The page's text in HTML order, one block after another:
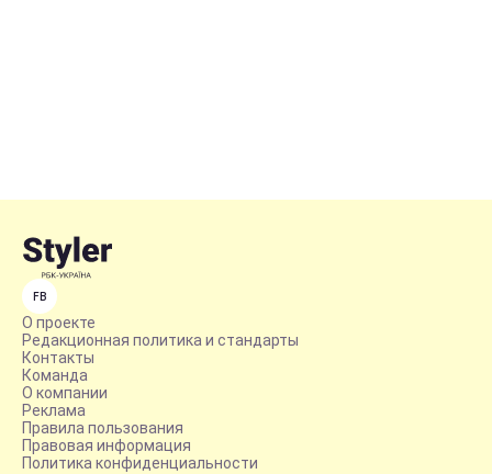
FB
О проекте
Редакционная политика и стандарты
Контакты
Команда
О компании
Реклама
Правила пользования
Правовая информация
Политика конфиденциальности